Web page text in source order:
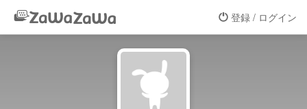
登録 / ログイン